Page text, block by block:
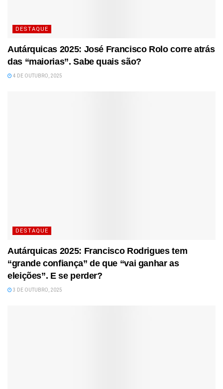
DESTAQUE
Autárquicas 2025: José Francisco Rolo corre atrás
das “maiorias”. Sabe quais são?
4 DE OUTUBRO, 2025
DESTAQUE
Autárquicas 2025: Francisco Rodrigues tem
“grande confiança” de que “vai ganhar as
eleições”. E se perder?
3 DE OUTUBRO, 2025